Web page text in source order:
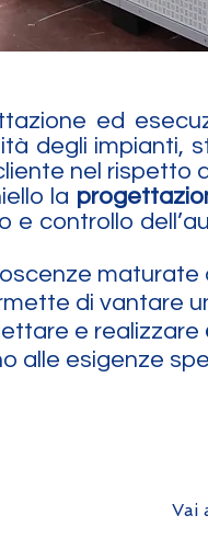
ed
degli impianti,
nel rispetto
la
e controllo
maturate
di vantare
e realizzare
alle esigenze
Vai